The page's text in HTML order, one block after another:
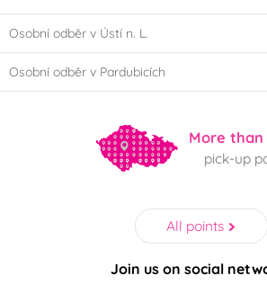
Osobní odběr v Ústí n. L.
Osobní odběr v Pardubicích
More than
pick-up
All points
Join us on social